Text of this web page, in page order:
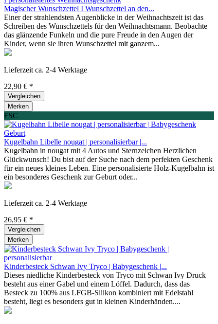
Magischer Wunschzettel I Wunschzettel an den...
Einer der strahlendsten Augenblicke in der Weihnachtszeit ist das
Schreiben des Wunschzettels für den Weihnachtsmann. Beobachte
das glänzende Funkeln und die pure Freude in den Augen der
Kinder, wenn sie ihren Wunschzettel mit ganzem...
Lieferzeit ca. 2-4 Werktage
22,90 € *
Vergleichen
Merken
FSC
Kugelbahn Libelle nougat | personalisierbar |...
Kugelbahn in nougat mit 4 Autos und Sternzeichen Herzlichen
Glückwunsch! Du bist auf der Suche nach dem perfekten Geschenk
für ein neues kleines Leben. Eine personalisierte Holz-Kugelbahn ist
ein besonderes Geschenk zur Geburt oder...
Lieferzeit ca. 2-4 Werktage
26,95 € *
Vergleichen
Merken
Kinderbesteck Schwan Ivy Tryco | Babygeschenk |...
Dieses niedliche Kinderbesteck von Tryco mit Schwan Ivy Druck
besteht aus einer Gabel und einem Löffel. Dadurch, dass das
Besteck zu 100% aus LFGB-Silikon kombiniert mit Edelstahl
besteht, liegt es besonders gut in kleinen Kinderhänden....